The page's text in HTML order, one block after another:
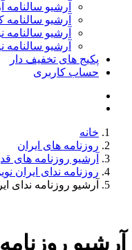
آرشیو سالنامه
آرشیو سالنامه
آرشیو سالنامه
آرشیو سالنامه
پکیج های تخفیف دار
حساب کاربری
خانه
روزنامه های ایران
آرشیو روزنامه های
روزنامه ندای ایران
آرشیو روزنامه ندای
آرشیو